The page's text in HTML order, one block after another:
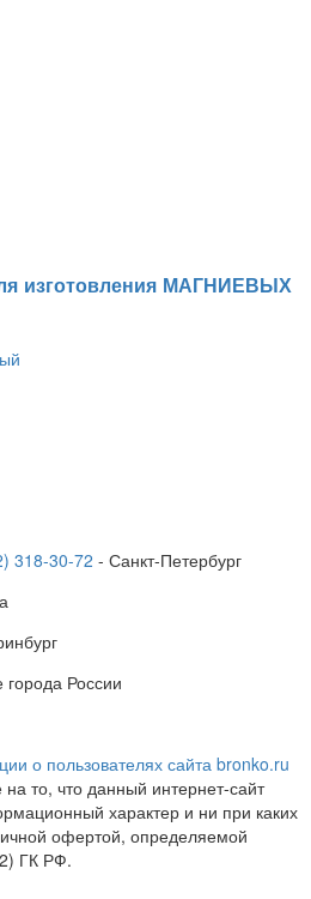
изготовления МАГНИЕВЫХ
318-30-72 - Санкт-Петербург
города России
о пользователях сайта bronko.ru
то, что данный интернет-сайт
характер и ни при каких
офертой, определяемой
ГК РФ.